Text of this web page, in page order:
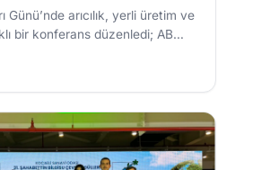
Günü’nde arıcılık, yerli üretim ve
bir konferans düzenledi; AB
konuları ele alındı.